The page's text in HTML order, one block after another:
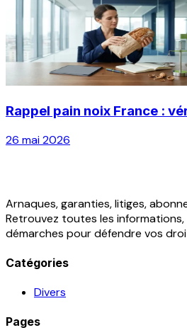
Rappel pain noix France :
26 mai 2026
Arnaques, garanties, litiges,
Retrouvez toutes les
démarches pour défendre vos
Catégories
Divers
Pages